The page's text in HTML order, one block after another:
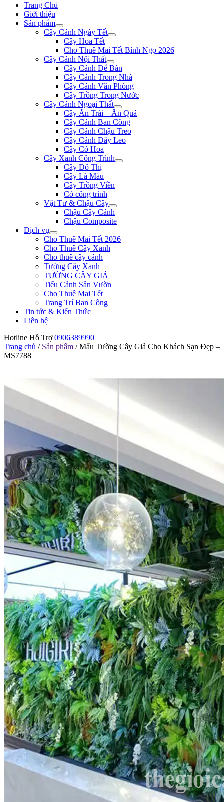
Trang Chủ
Giới thiệu
Sản phẩm
Cây Cảnh Ngày Tết
Cây Hoa Tết
Cho Thuê Mai Tết Bính Ngọ 2026
Cây Cảnh Nội Thất
Cây Cảnh Để Bàn
Cây Cảnh Trong Nhà
Cây Cảnh Văn Phòng
Cây Trồng Trong Nước
Cây Cảnh Ngoại Thất
Cây Ăn Trái – Ăn Quả
Cây Cảnh Ban Công
Cây Cảnh Chậu Treo
Cây Cảnh Dây Leo
Cây Có Hoa
Cây Xanh Công Trình
Cây Đô Thị
Cây Lá Màu
Cây Trồng Viền
Cỏ công trình
Vật Tư & Chậu Cây
Chậu Cây Cảnh
Chậu Composite
Dịch vụ
Cho Thuê Mai Tết 2026
Cho Thuê Cây Xanh
Cho thuê cây cảnh
Tường Cây Xanh
TƯỜNG CÂY GIẢ
Tiểu Cảnh Sân Vườn
Cho Thuê Mai Tết
Trang Trí Ban Công
Tin tức & Kiến Thức
Liên hệ
Hotline Hỗ Trợ 0906389990
Trang chủ / Sản phẩm / Mẩu Tường Cây Giả Cho Khách Sạn Đẹp –
MS7788